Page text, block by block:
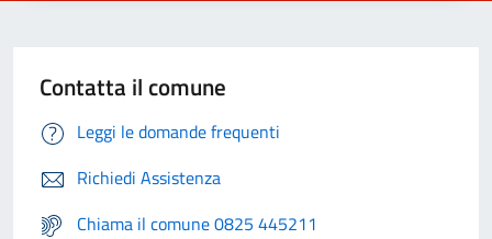
Contatta il comune
Leggi le domande frequenti
Richiedi Assistenza
Chiama il comune 0825 445211